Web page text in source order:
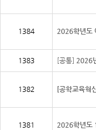
1384
1383 [공통] 2026
1382
1381